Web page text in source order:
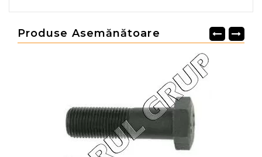
Produse Asemănătoare